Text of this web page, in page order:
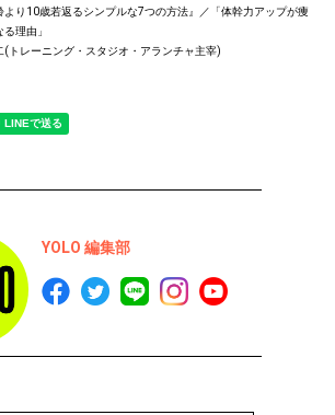
より10歳若返るシンプルな7つの方法』／「体幹力アップが痩
理由」
(トレーニング・スタジオ・アランチャ主宰)
YOLO 編集部